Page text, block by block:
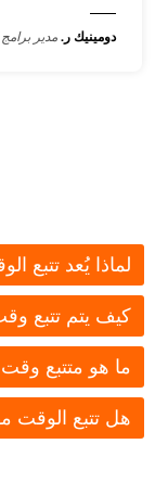
دومينيك ر.مدير
لماذا يُعد تتبع
كيف يتم تتبع
ما هو متتبع
هل تتبع الوقت